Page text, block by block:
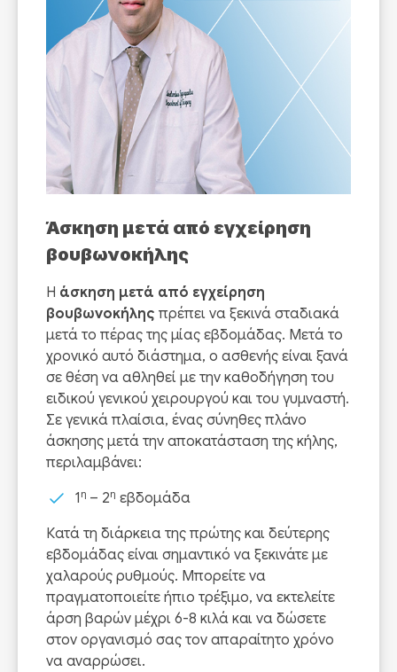
Άσκηση μετά από εγχείρηση
βουβωνοκήλης
Η άσκηση μετά από εγχείρηση
βουβωνοκήλης πρέπει να ξεκινά σταδιακά
μετά το πέρας της μίας εβδομάδας. Μετά το
χρονικό αυτό διάστημα, ο ασθενής είναι ξανά
σε θέση να αθληθεί με την καθοδήγηση του
ειδικού γενικού χειρουργού και του γυμναστή.
Σε γενικά πλαίσια, ένας σύνηθες πλάνο
άσκησης μετά την αποκατάσταση της κήλης,
περιλαμβάνει:
1 η – 2η εβδομάδα
Κατά τη διάρκεια της πρώτης και δεύτερης
εβδομάδας είναι σημαντικό να ξεκινάτε με
χαλαρούς ρυθμούς. Μπορείτε να
πραγματοποιείτε ήπιο τρέξιμο, να εκτελείτε
άρση βαρών μέχρι 6-8 κιλά και να δώσετε
στον οργανισμό σας τον απαραίτητο χρόνο
να αναρρώσει.